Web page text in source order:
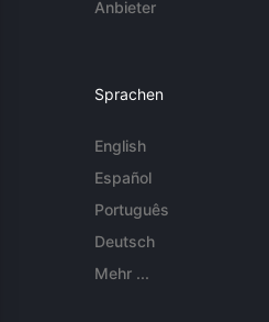
Anbieter
Sprachen
English
Español
Português
Deutsch
Mehr ...